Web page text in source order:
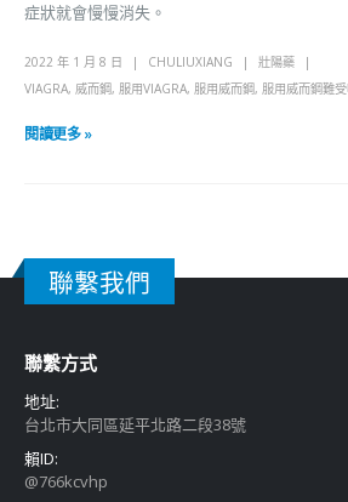
症狀就會慢慢消失。
2022 年 1 月 8 日 CHULIUXIANG
壯陽藥
VIAGRA, 威而鋼, 服用VIAGRA, 服用威而鋼, 服用威而鋼難
閱讀更多 »
聯繫我們
聯繫方式
地址:
台北市大同區延平北路二段38號
賴ID:
@766kcvhp